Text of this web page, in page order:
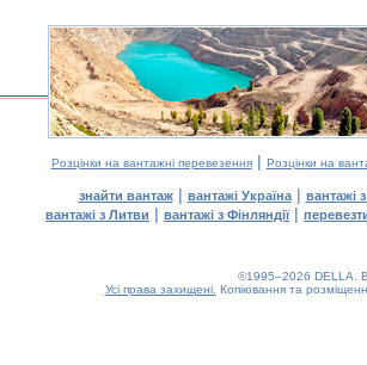
Розцінки на вантажні перевезення| Розцінки на
знайти вантаж| вантажі Україна| вантажі
вантажі з Литви | вантажі з Фінляндії|
©1995–2026 DELLA.
Усі права захищені. Копіювання та